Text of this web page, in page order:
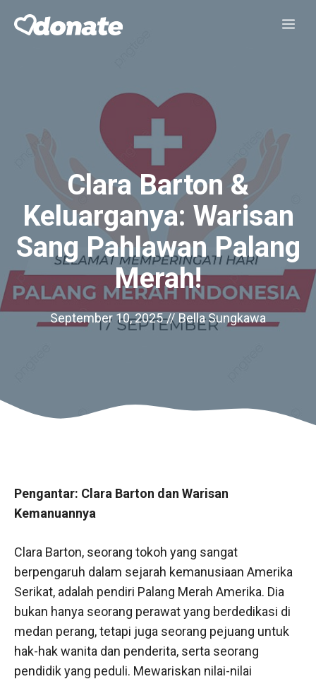
Clara Barton &
Keluarganya: Warisan
Sang Pahlawan Palang
Merah!
September 10, 2025 // Bella Sungkawa
Pengantar: Clara Barton dan Warisan
Kemanuannya
Clara Barton, seorang tokoh yang sangat
berpengaruh dalam sejarah kemanusiaan Amerika
Serikat, adalah pendiri Palang Merah Amerika. Dia
bukan hanya seorang perawat yang berdedikasi di
medan perang, tetapi juga seorang pejuang untuk
hak-hak wanita dan penderita, serta seorang
pendidik yang peduli. Mewariskan nilai-nilai